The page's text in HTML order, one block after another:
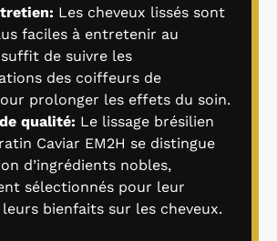
Les cheveux lissés sont
faciles à entretenir au
de suivre les
des coiffeurs de
prolonger les effets du soin.
qualité: Le lissage brésilien
Caviar EM2H se distingue
d’ingrédients nobles,
sélectionnés pour leur
bienfaits sur les cheveux.